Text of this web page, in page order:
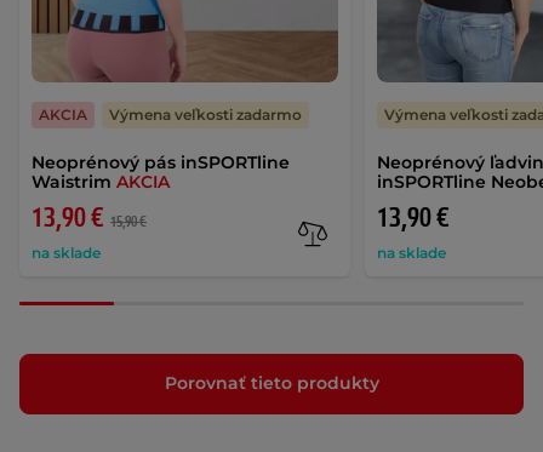
Neoprénový pás inSPORTline
Waistrim AKCIA
13,90 € 15,90 €
na sklade
AKCIA Výmena veľkosti zadarmo
Neoprénový
inSPORTline
13,90 €
na sklade
Výmena veľkosti
Porovnať tieto produkty